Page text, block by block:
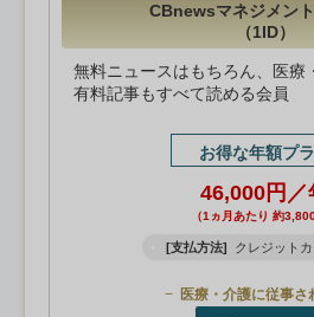
CBnewsマネジメン
（1ID）
無料ニュースはもちろん、医療
有料記事もすべて読める会員
お得な年額プ
46,000円／
（1ヵ月あたり 約3,800
[支払方法] クレジット
医療・介護に従事さ